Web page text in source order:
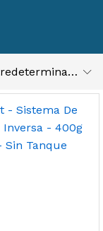
Orden predeterminado